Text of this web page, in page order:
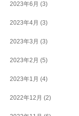
2023年6月 (3)
2023年4月 (3)
2023年3月 (3)
2023年2月 (5)
2023年1月 (4)
2022年12月 (2)